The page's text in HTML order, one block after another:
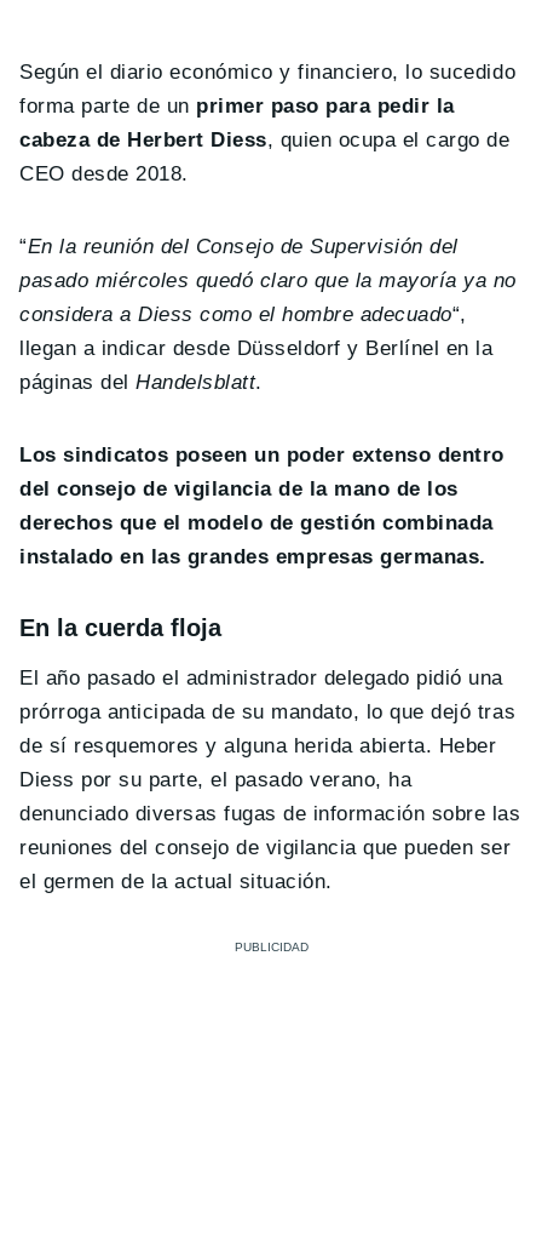
Según el diario económico y financiero, lo sucedido
forma parte de un primer paso para pedir la
cabeza de Herbert Diess, quien ocupa el cargo de
CEO desde 2018.
“En la reunión del Consejo de Supervisión del
pasado miércoles quedó claro que la mayoría ya no
considera a Diess como el hombre adecuado“,
llegan a indicar desde Düsseldorf y Berlínel en la
páginas delHandelsblatt.
Los sindicatos poseen un poder extenso dentro
del consejo de vigilancia de la mano de los
derechos que el modelo de gestión combinada
instalado en las grandes empresas germanas.
En la cuerda floja
El año pasado el administrador delegado pidió una
prórroga anticipada de su mandato, lo que dejó tras
de sí resquemores y alguna herida abierta. Heber
Diess por su parte, el pasado verano, ha
denunciado diversas fugas de información sobre las
reuniones del consejo de vigilancia que pueden ser
el germen de la actual situación.